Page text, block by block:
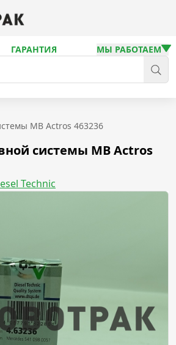
ГАРАНТИЯ МЫ РАБОТАЕМ
MB Actros 463236
системы MB Actros
Technic